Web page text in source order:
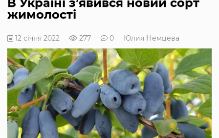
жимолості
12 січня 2022 277 0 Юлия Немцева